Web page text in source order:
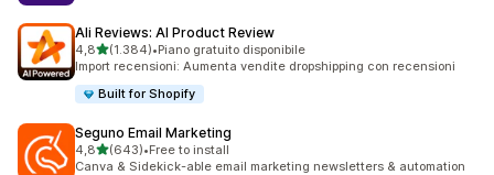
Ali Reviews: AI Product Review
4,8stelle su 5
(1.384)
1384 recensioni totali
•Piano gratuito disponibile
Import recensioni: Aumenta vendite dropshipping con recensioni
Built for Shopify
Seguno Email Marketing
4,8stelle su 5
(643)
643 recensioni totali
•Free to install
Canva & Sidekick-able email marketing newsletters & automation